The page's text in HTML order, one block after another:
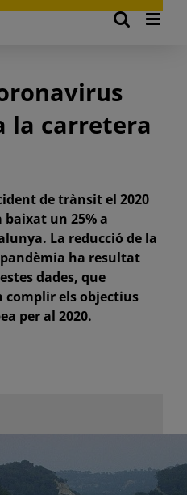
la carretera
de trànsit el 2020
un 25% a
La reducció de la
ha resultat
dades, que
els objectius
per al 2020.